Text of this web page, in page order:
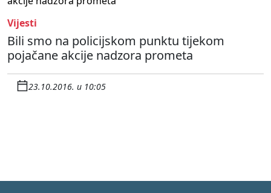
Vijesti
Bili smo na policijskom punktu tijekom
pojačane akcije nadzora prometa
23.10.2016. u 10:05